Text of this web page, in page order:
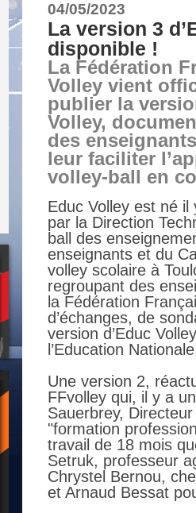
04/05/2023
La version 3
disponible !
La Fédération
Volley vient
publier la
Volley,
des
leur faciliter
volley-ball en
Educ Volley est né il
par la Direction
ball des
enseignants et du
volley scolaire à
regroupant des
la Fédération
d’échanges, de
version d’Educ
l’Education
Une version 2,
FFvolley qui, il y a
Sauerbrey,
"formation
travail de 18 mois
Setruk, professeur
Chrystel Bernou,
et Arnaud Bessat